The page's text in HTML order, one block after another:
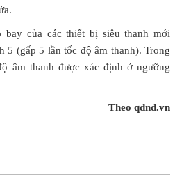
bay của các thiết bị siêu thanh mới
5 (gấp 5 lần tốc độ âm thanh). Trong
âm thanh được xác định ở ngưỡng
Theo qdnd.vn